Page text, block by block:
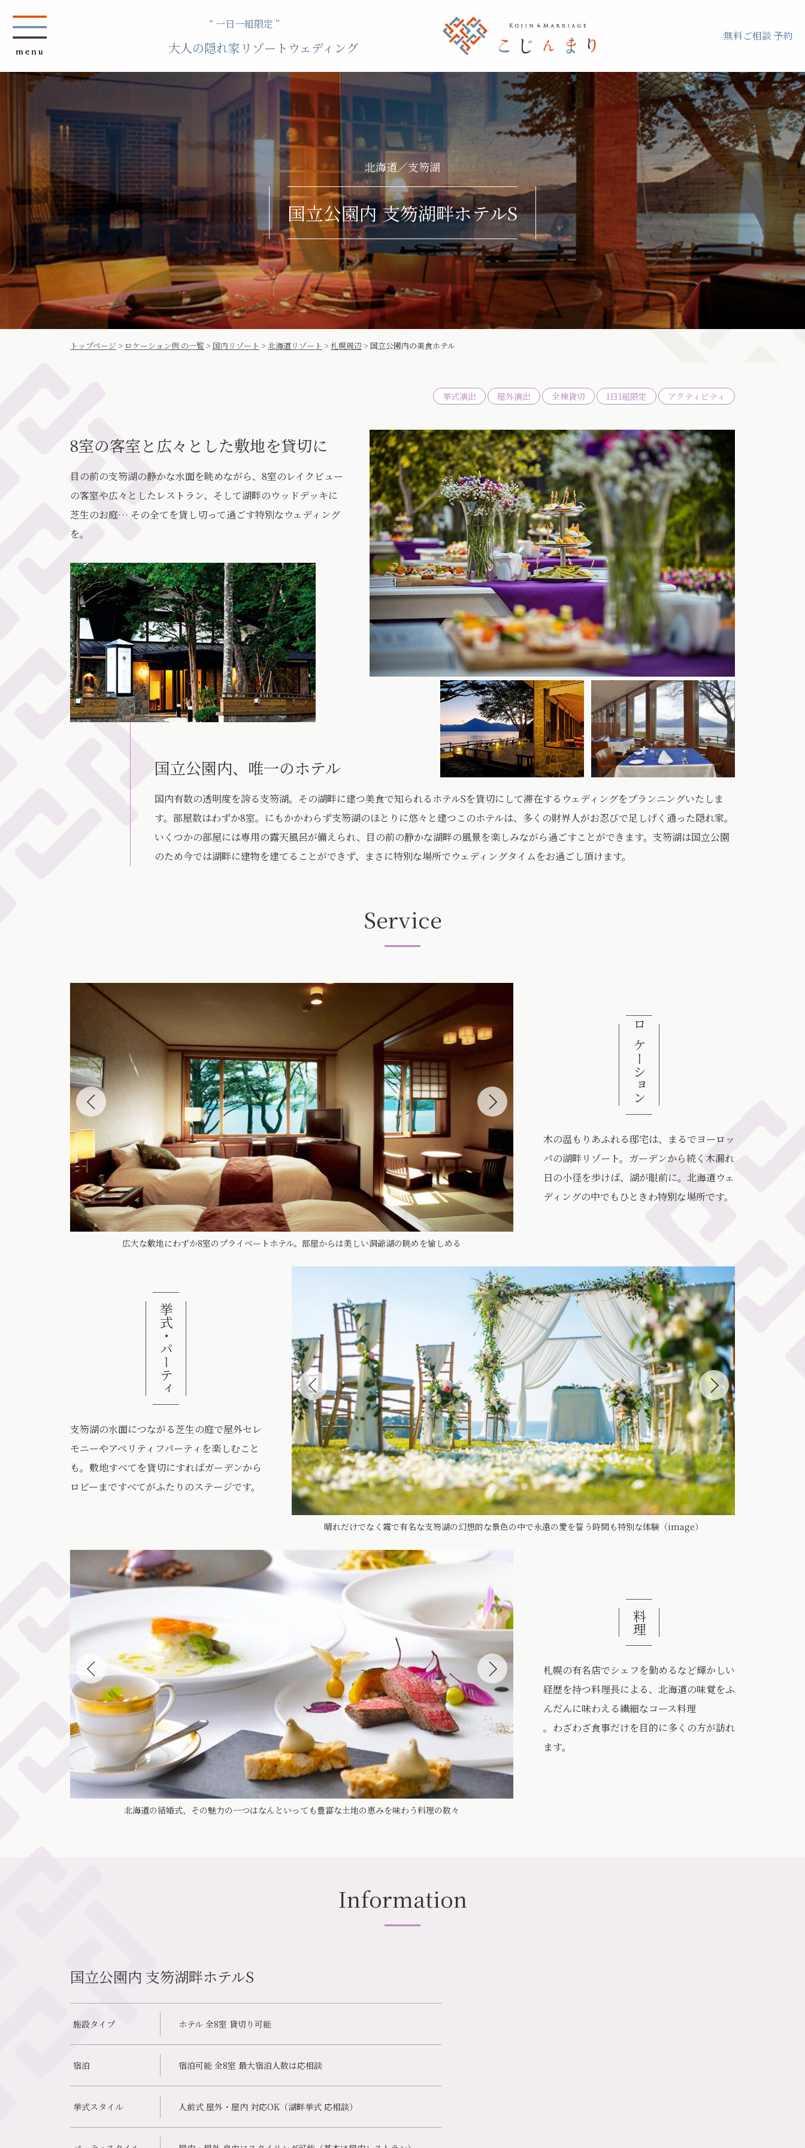
“ 一日一組限定 ”
大人の隠れ家リゾートウェディング
無料ご相談 予約
北海道／支笏湖
国立公園内 支笏湖畔ホテルS
トップページ > ロケーション例 の一覧 > 国内リゾート > 北海道リゾート > 札幌周辺 > 国立公園内の美食ホテル
挙式演出 屋外演出 全棟貸切 1日1組限定 アクティビティ
8室の客室と広々とした敷地を貸切に
目の前の支笏湖の静かな水面を眺めながら、8室のレイクビュー
の客室や広々としたレストラン、そして湖畔のウッドデッキに
芝生のお庭… その全てを貸し切って過ごす特別なウェディング
を。
国立公園内、唯一のホテル
国内有数の透明度を誇る支笏湖。その湖畔に建つ美食で知られるホテルSを貸切にして滞在するウェディングをプランニングいたしま
す。部屋数はわずか8室。にもかかわらず支笏湖のほとりに悠々と建つこのホテルは、多くの財界人がお忍びで足しげく通った隠れ家。
いくつかの部屋には専用の露天風呂が備えられ、目の前の静かな湖畔の風景を楽しみながら過ごすことができます。支笏湖は国立公園
のため今では湖畔に建物を建てることができず、まさに特別な場所でウェディングタイムをお過ごし頂けます。
Service
広大な敷地にわずか8室のプライベートホテル。部屋からは美しい洞爺湖の眺めを愉しめる
ロケーション
木の温もりあふれる邸宅は、まるでヨーロッ
パの湖畔リゾート。ガーデンから続く木漏れ
日の小径を歩けば、湖が眼前に。北海道ウェ
ディングの中でもひときわ特別な場所です。
晴れだけでなく霧で有名な支笏湖の幻想的な景色の中で永遠の愛を誓う時間も特別な体験（image）
挙式・パーティ
支笏湖の水面につながる芝生の庭で屋外セレ
モニーやアペリティフパーティを楽しむこと
も。敷地すべてを貸切にすればガーデンから
ロビーまですべてがふたりのステージです。
北海道の結婚式、その魅力の一つはなんといっても豊富な土地の恵みを味わう料理の数々
料理
札幌の有名店でシェフを勤めるなど輝かしい
経歴を持つ料理長による、北海道の味覚をふ
んだんに味わえる繊細なコース料理
。わざわざ食事だけを目的に多くの方が訪れ
ます。
Information
国立公園内 支笏湖畔ホテルS
施設タイプ ホテル 全8室 貸切り可能
宿泊 宿泊可能 全8室 最大宿泊人数は応相談
挙式スタイル 人前式 屋外・屋内 対応OK（湖畔挙式 応相談）